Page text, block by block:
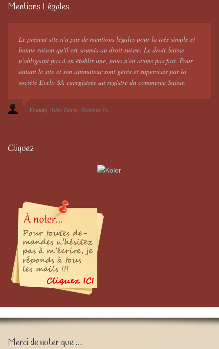
Mentions Légales
Le présent site n'a pas de mentions légales pour la très simple et
bonne raison qu'il est soumis au droit suisse. Le droit Suisse
n'obligeant pas à en établir une, nous n'en avons pas fait. Pour
autant le site et son animateur sont gérés et supervisés par la
société Eyelo SA enregistrée au registre du commerce Suisse.
Franky Alias Darth Skynima SA
Cliquez
Merci de noter que …